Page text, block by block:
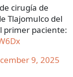
cirugía de
Tlajomulco del
primer paciente:
9, 2025